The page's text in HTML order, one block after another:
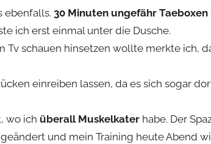
ebenfalls. 30 Minuten ungefähr Taeboxen
ich erst einmal unter die Dusche.
Tv schauen hinsetzen wollte merkte ich,
einreiben lassen, da es sich sogar
wo ich überall Muskelkater habe. Der
und mein Training heute Abend